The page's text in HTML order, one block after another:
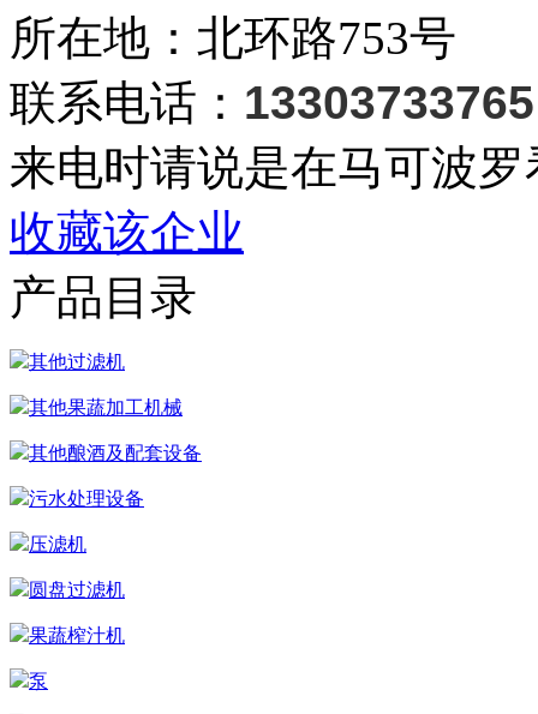
所在地：北环路753号
联系电话： 13303733765
来电时请说是在马可波
收藏该企业
产品目录
其他过滤机
其他果蔬加工机械
其他酿酒及配套设备
污水处理设备
压滤机
圆盘过滤机
果蔬榨汁机
泵